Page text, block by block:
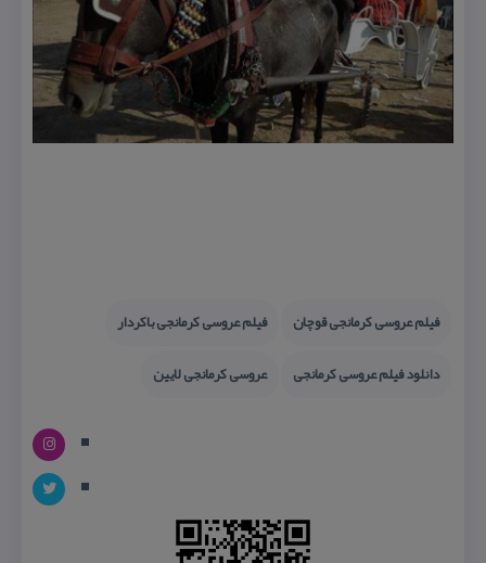
فیلم عروسی كرمانجی قوچان
فیلم عروسی كرمانجی باكردار
دانلود فیلم عروسی كرمانجی
عروسی كرمانجی لایین